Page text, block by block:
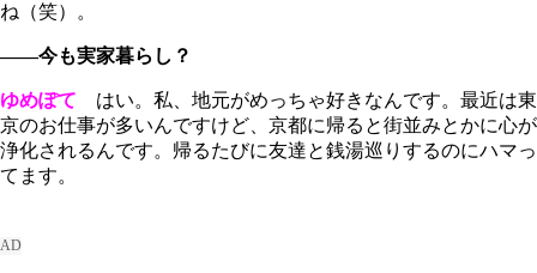
ね（笑）。
――今も実家暮らし？
ゆめぽて はい。私、地元がめっちゃ好きなんです。最近は東
京のお仕事が多いんですけど、京都に帰ると街並みとかに心が
浄化されるんです。帰るたびに友達と銭湯巡りするのにハマっ
てます。